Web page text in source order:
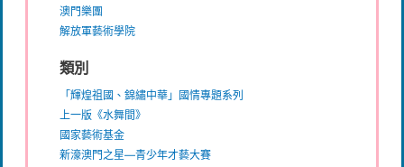
澳門樂團
解放軍藝術學院
類別
「輝煌祖國、錦繡中華」國情專題系列
上一版《水舞間》
國家藝術基金
新濠澳門之星—青少年才藝大賽